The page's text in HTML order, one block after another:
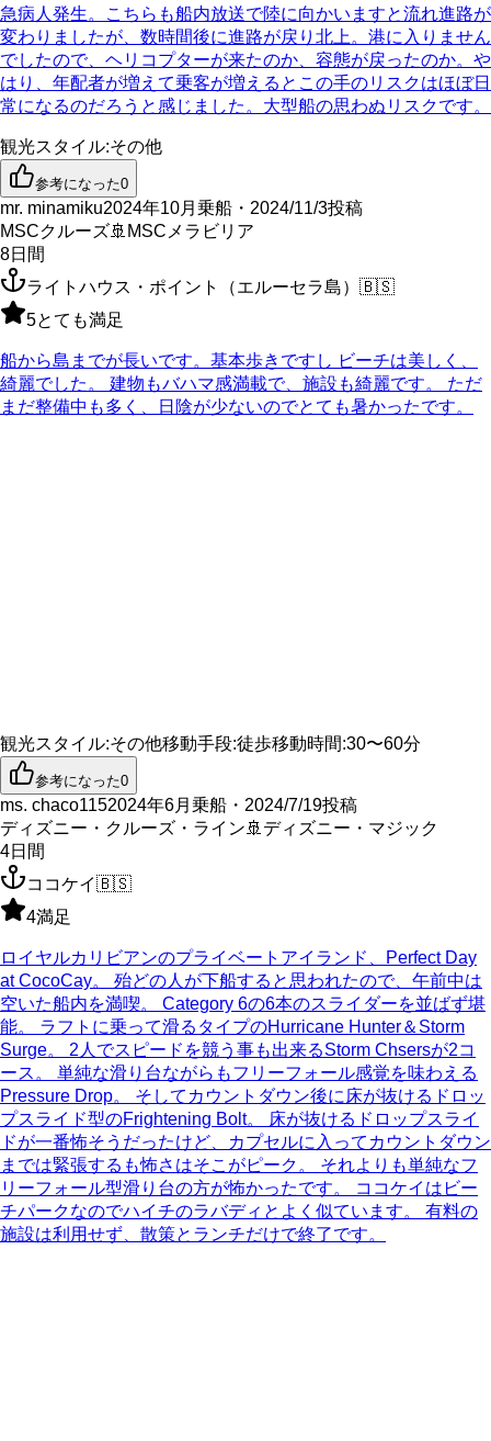
急病人発生。こちらも船内放送で陸に向かいますと流れ進路が
変わりましたが、数時間後に進路が戻り北上。港に入りません
でしたので、ヘリコプターが来たのか、容態が戻ったのか。や
はり、年配者が増えて乗客が増えるとこの手のリスクはほぼ日
常になるのだろうと感じました。大型船の思わぬリスクです。
観光スタイル:その他
参考になった0
mr. minamiku2024年10月乗船・2024/11/3投稿
MSCクルーズ🚢 MSCメラビリア
8日間
ライトハウス・ポイント（エルーセラ島） 🇧🇸
5とても満足
船から島までが長いです。基本歩きですし ビーチは美しく、
綺麗でした。 建物もバハマ感満載で、施設も綺麗です。 ただ
まだ整備中も多く、日陰が少ないのでとても暑かったです。
観光スタイル:その他移動手段:徒歩移動時間:30〜60分
参考になった0
ms. chaco1152024年6月乗船・2024/7/19投稿
ディズニー・クルーズ・ライン 🚢 ディズニー・マジック
4日間
ココケイ🇧🇸
4満足
ロイヤルカリビアンのプライベートアイランド、Perfect Day
at CocoCay。 殆どの人が下船すると思われたので、午前中は
空いた船内を満喫。 Category 6の6本のスライダーを並ばず堪
能。 ラフトに乗って滑るタイプのHurricane Hunter＆Storm
Surge。 2人でスピードを競う事も出来るStorm Chsersが2コ
ース。 単純な滑り台ながらもフリーフォール感覚を味わえる
Pressure Drop。 そしてカウントダウン後に床が抜けるドロッ
プスライド型のFrightening Bolt。 床が抜けるドロップスライ
ドが一番怖そうだったけど、カプセルに入ってカウントダウン
までは緊張するも怖さはそこがピーク。 それよりも単純なフ
リーフォール型滑り台の方が怖かったです。 ココケイはビー
チパークなのでハイチのラバディとよく似ています。 有料の
施設は利用せず、散策とランチだけで終了です。